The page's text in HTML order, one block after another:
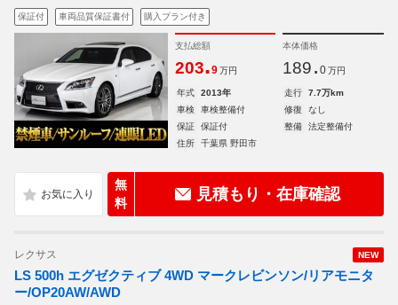
保証付 車両品質保証書付 購入プラン付き
支払総額
203.9 万円
本体価格
189. 0 万円
年式 2013年 走行
7.7万km
車検
車検整備付 修復
なし
保証
保証付 整備
法定整備付
住所
千葉県 野田市
無
料
見積もり・在庫確認
NEW
レクサス
LS 500h エグゼクティブ 4WD マークレビンソン/リアモニタ
ー/OP20AW/AWD